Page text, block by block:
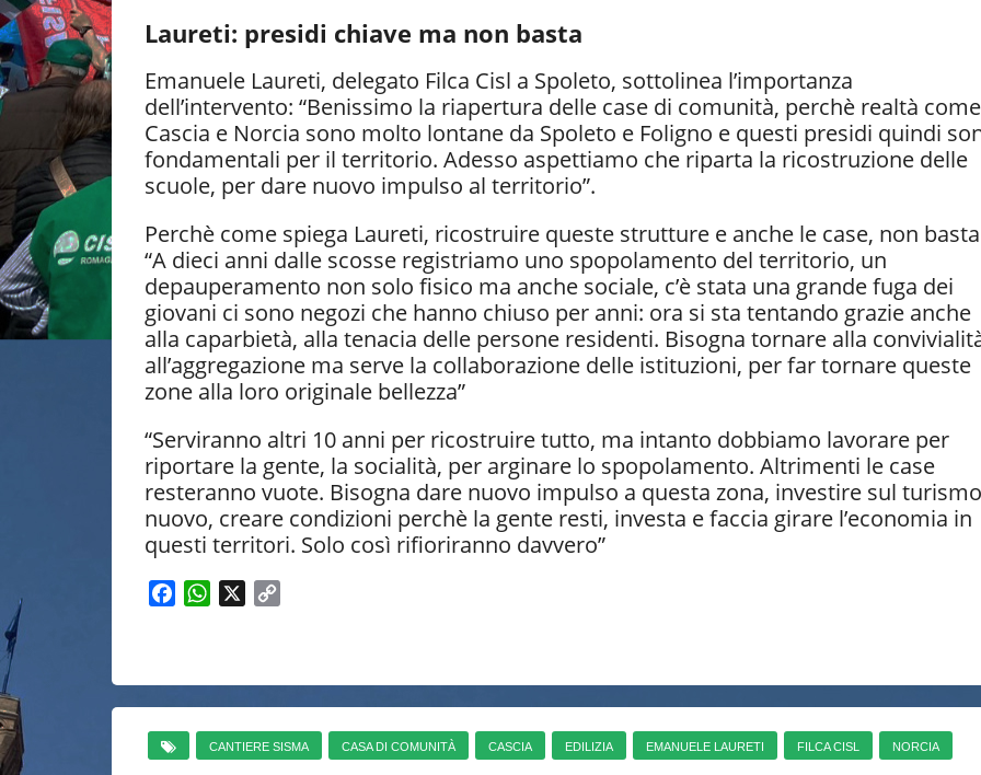
Laureti: presidi chiave ma non basta
Emanuele Laureti, delegato Filca Cisl a Spoleto, sottolinea l’importanza
dell’intervento: “Benissimo la riapertura delle case di comunità, perchè realtà come
Cascia e Norcia sono molto lontane da Spoleto e Foligno e questi presidi quindi
fondamentali per il territorio. Adesso aspettiamo che riparta la ricostruzione delle
scuole, per dare nuovo impulso al territorio”.
Perchè come spiega Laureti, ricostruire queste strutture e anche le case, non
“A dieci anni dalle scosse registriamo uno spopolamento del territorio, un
depauperamento non solo fisico ma anche sociale, c’è stata una grande fuga dei
giovani ci sono negozi che hanno chiuso per anni: ora si sta tentando grazie anche
alla caparbietà, alla tenacia delle persone residenti. Bisogna tornare alla
all’aggregazione ma serve la collaborazione delle istituzioni, per far tornare queste
zone alla loro originale bellezza”
“Serviranno altri 10 anni per ricostruire tutto, ma intanto dobbiamo lavorare per
riportare la gente, la socialità, per arginare lo spopolamento. Altrimenti le case
resteranno vuote. Bisogna dare nuovo impulso a questa zona, investire sul
nuovo, creare condizioni perchè la gente resti, investa e faccia girare l’economia in
questi territori. Solo così rifioriranno davvero”
o
W
p
n
CANTIERE SISMA CASA DI COMUNITÀ CASCIA EDILIZIA EMANUELE LAURETI FILCA CISL NORCIA